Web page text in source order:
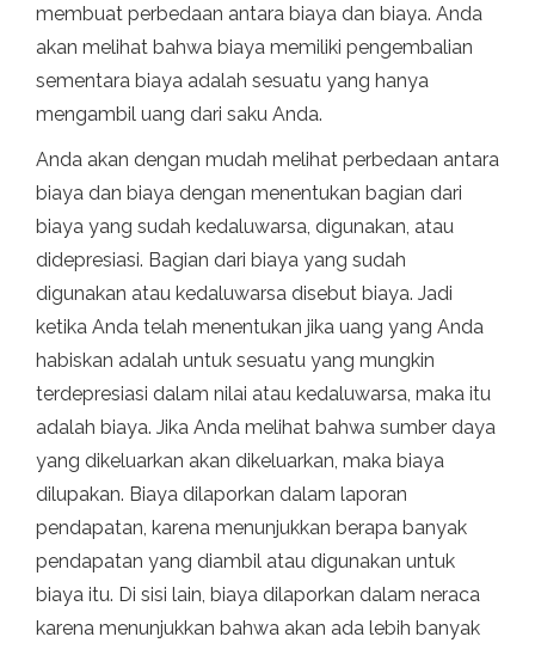
membuat perbedaan antara biaya dan biaya. Anda
akan melihat bahwa biaya memiliki pengembalian
sementara biaya adalah sesuatu yang hanya
mengambil uang dari saku Anda.
Anda akan dengan mudah melihat perbedaan antara
biaya dan biaya dengan menentukan bagian dari
biaya yang sudah kedaluwarsa, digunakan, atau
didepresiasi. Bagian dari biaya yang sudah
digunakan atau kedaluwarsa disebut biaya. Jadi
ketika Anda telah menentukan jika uang yang Anda
habiskan adalah untuk sesuatu yang mungkin
terdepresiasi dalam nilai atau kedaluwarsa, maka itu
adalah biaya. Jika Anda melihat bahwa sumber daya
yang dikeluarkan akan dikeluarkan, maka biaya
dilupakan. Biaya dilaporkan dalam laporan
pendapatan, karena menunjukkan berapa banyak
pendapatan yang diambil atau digunakan untuk
biaya itu. Di sisi lain, biaya dilaporkan dalam neraca
karena menunjukkan bahwa akan ada lebih banyak